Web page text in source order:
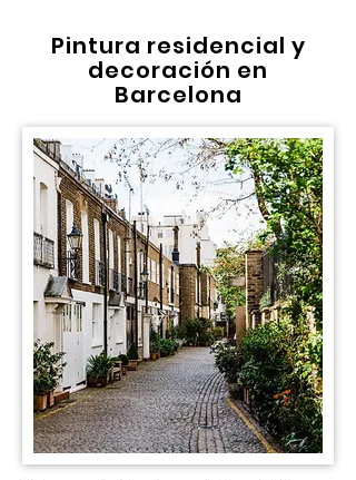
Pintura residencial y
decoración en
Barcelona